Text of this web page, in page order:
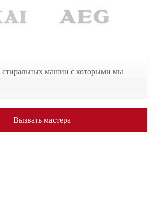
стиральных машин с которыми мы
Вызвать мастера